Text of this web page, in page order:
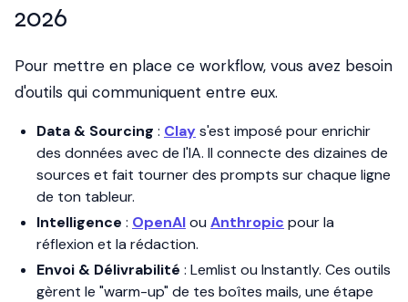
2026
Pour mettre en place ce workflow, vous avez besoin
d'outils qui communiquent entre eux.
Data & Sourcing : Clays'est imposé pour enrichir
des données avec de l'IA. Il connecte des dizaines de
sources et fait tourner des prompts sur chaque ligne
de ton tableur.
Intelligence : OpenAIou Anthropic pour la
réflexion et la rédaction.
Envoi & Délivrabilité : Lemlist ou Instantly. Ces outils
gèrent le "warm-up" de tes boîtes mails, une étape